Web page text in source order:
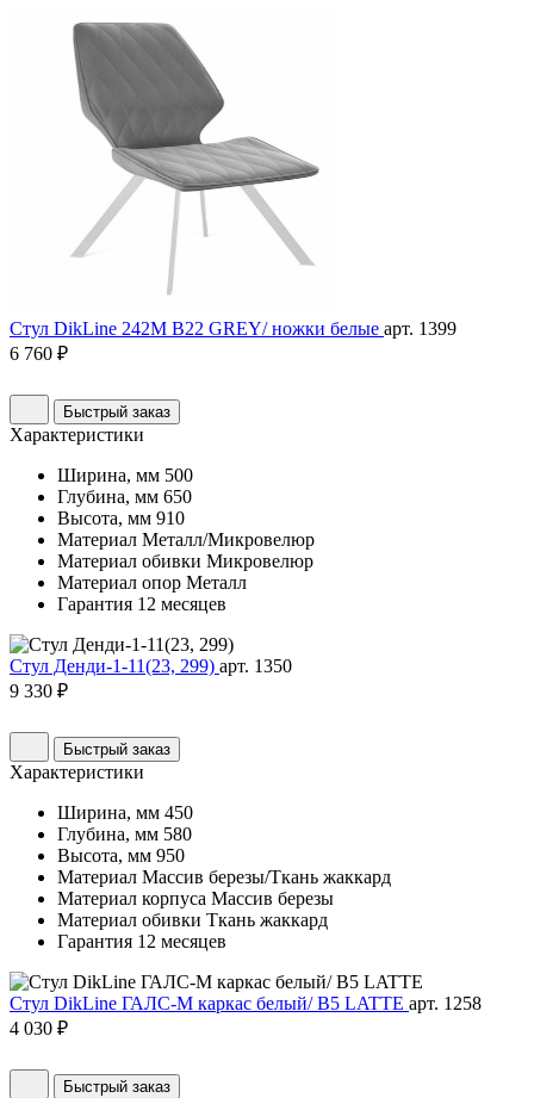
Стул DikLine 242M B22 GREY/ ножки белые арт. 1399
6 760 ₽
Быстрый заказ
Характеристики
Ширина, мм 500
Глубина, мм 650
Высота, мм 910
Материал Металл/Микровелюр
Материал обивки Микровелюр
Материал опор Металл
Гарантия 12 месяцев
Стул Денди-1-11(23, 299) арт. 1350
9 330 ₽
Быстрый заказ
Характеристики
Ширина, мм 450
Глубина, мм 580
Высота, мм 950
Материал Массив березы/Ткань жаккард
Материал корпуса Массив березы
Материал обивки Ткань жаккард
Гарантия 12 месяцев
Стул DikLine ГАЛС-М каркас белый/ B5 LATTE арт. 1258
4 030 ₽
Быстрый заказ